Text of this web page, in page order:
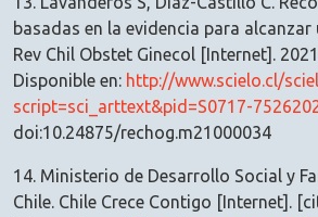
basadas en la evidencia para
Rev Chil Obstet Ginecol [Internet].
Disponible en: http://www.scielo.cl/
script=sci_arttext&pid=S0717-
doi:10.24875/rechog.m21000034
14. Ministerio de Desarrollo Social y
Chile. Chile Crece Contigo [Internet].